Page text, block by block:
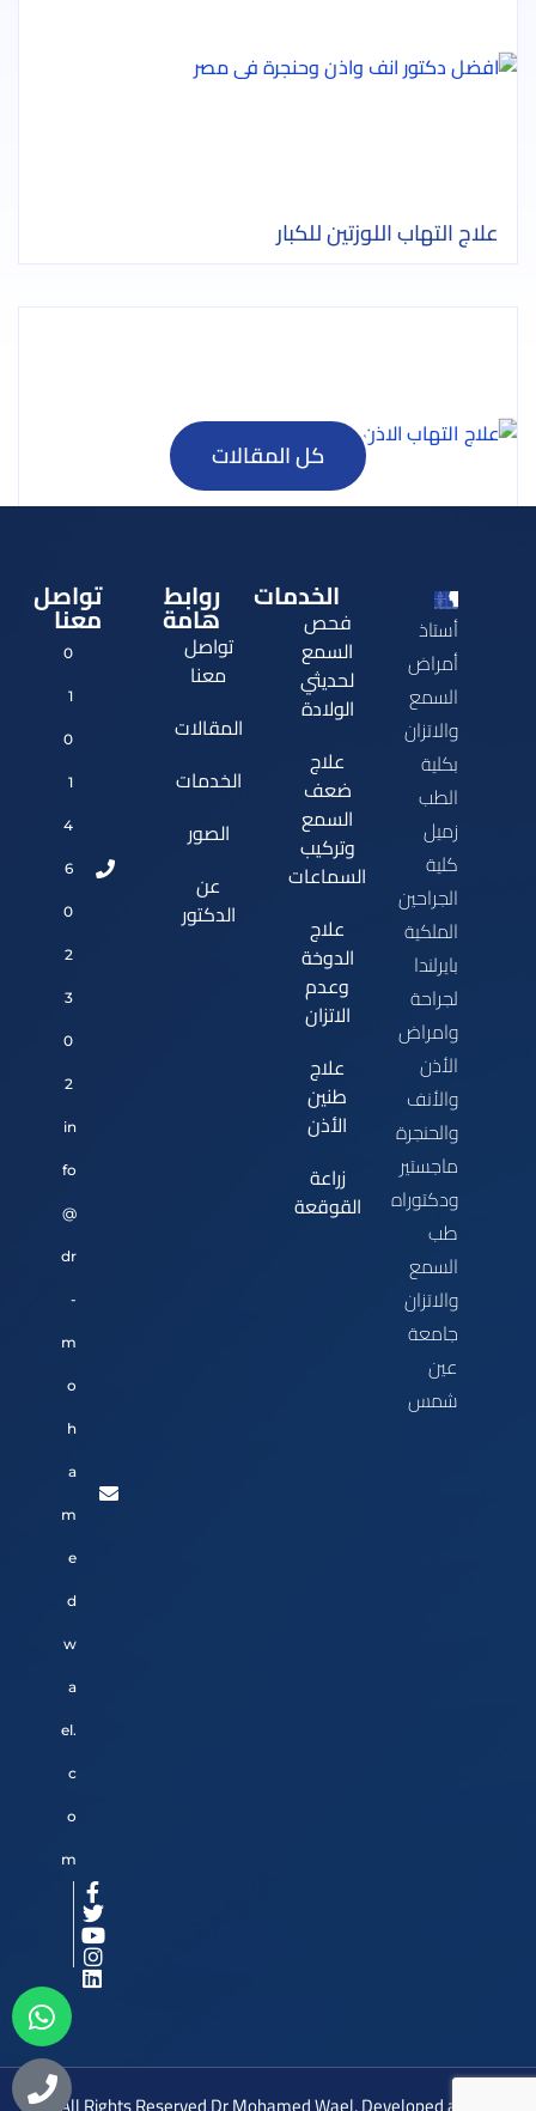
علاج التهاب اللوزتين للكبار
علاج التهاب الاذن عند الاطفال
كل المقالات
أستاذ
أمراض
السمع
والاتزان
بكلية
الطب
زميل
كلية
الجراحين
الملكية
بايرلندا
لجراحة
وامراض
الأذن
والأنف
والحنجرة
ماجستير
ودكتوراه
طب
السمع
والاتزان
جامعة
عين
شمس
الخدمات
فحص
السمع
لحديثي
الولادة
علاج
ضعف
السمع
وتركيب
السماعات
علاج
الدوخة
وعدم
الاتزان
علاج
طنين
الأذن
زراعة
القوقعة
روابط
هامة
تواصل
معنا
المقالات
الخدمات
الصور
عن
الدكتور
تواصل
معنا
0
1
0
1
4
6
0
2
3
0
2
in
fo
@
dr
-
m
o
h
a
m
e
d
w
a
el.
c
o
m